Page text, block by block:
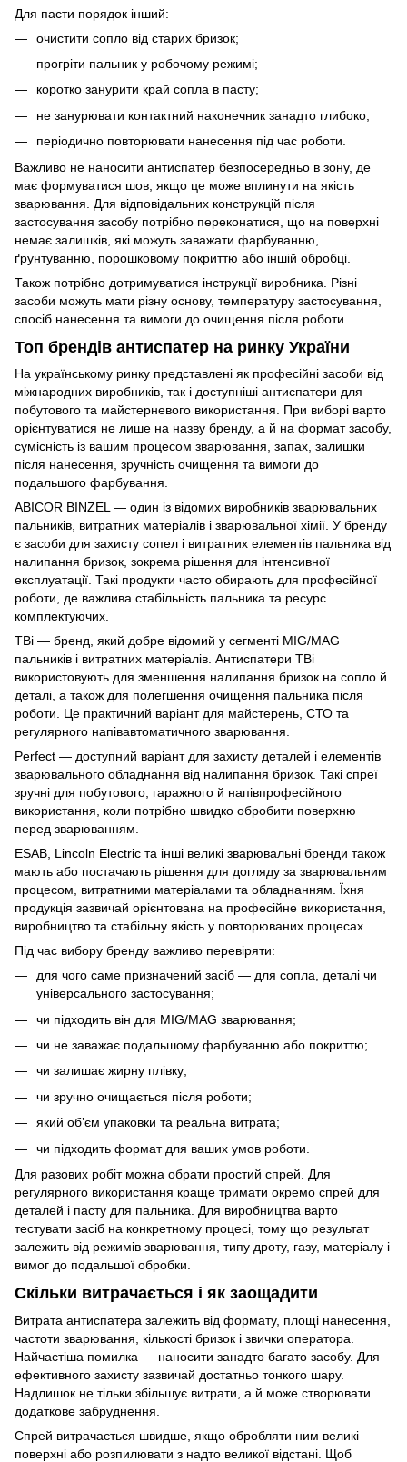
Для пасти порядок інший:
очистити сопло від старих бризок;
прогріти пальник у робочому режимі;
коротко занурити край сопла в пасту;
не занурювати контактний наконечник занадто глибоко;
періодично повторювати нанесення під час роботи.
Важливо не наносити антиспатер безпосередньо в зону, де
має формуватися шов, якщо це може вплинути на якість
зварювання. Для відповідальних конструкцій після
застосування засобу потрібно переконатися, що на поверхні
немає залишків, які можуть заважати фарбуванню,
ґрунтуванню, порошковому покриттю або іншій обробці.
Також потрібно дотримуватися інструкції виробника. Різні
засоби можуть мати різну основу, температуру застосування,
спосіб нанесення та вимоги до очищення після роботи.
Топ брендів антиспатер на ринку України
На українському ринку представлені як професійні засоби від
міжнародних виробників, так і доступніші антиспатери для
побутового та майстерневого використання. При виборі варто
орієнтуватися не лише на назву бренду, а й на формат засобу,
сумісність із вашим процесом зварювання, запах, залишки
після нанесення, зручність очищення та вимоги до
подальшого фарбування.
ABICOR BINZEL — один із відомих виробників зварювальних
пальників, витратних матеріалів і зварювальної хімії. У бренду
є засоби для захисту сопел і витратних елементів пальника від
налипання бризок, зокрема рішення для інтенсивної
експлуатації. Такі продукти часто обирають для професійної
роботи, де важлива стабільність пальника та ресурс
комплектуючих.
TBi — бренд, який добре відомий у сегменті MIG/MAG
пальників і витратних матеріалів. Антиспатери TBi
використовують для зменшення налипання бризок на сопло й
деталі, а також для полегшення очищення пальника після
роботи. Це практичний варіант для майстерень, СТО та
регулярного напівавтоматичного зварювання.
Perfect — доступний варіант для захисту деталей і елементів
зварювального обладнання від налипання бризок. Такі спреї
зручні для побутового, гаражного й напівпрофесійного
використання, коли потрібно швидко обробити поверхню
перед зварюванням.
ESAB, Lincoln Electric та інші великі зварювальні бренди також
мають або постачають рішення для догляду за зварювальним
процесом, витратними матеріалами та обладнанням. Їхня
продукція зазвичай орієнтована на професійне використання,
виробництво та стабільну якість у повторюваних процесах.
Під час вибору бренду важливо перевіряти:
для чого саме призначений засіб — для сопла, деталі чи
універсального застосування;
чи підходить він для MIG/MAG зварювання;
чи не заважає подальшому фарбуванню або покриттю;
чи залишає жирну плівку;
чи зручно очищається після роботи;
який об’єм упаковки та реальна витрата;
чи підходить формат для ваших умов роботи.
Для разових робіт можна обрати простий спрей. Для
регулярного використання краще тримати окремо спрей для
деталей і пасту для пальника. Для виробництва варто
тестувати засіб на конкретному процесі, тому що результат
залежить від режимів зварювання, типу дроту, газу, матеріалу і
вимог до подальшої обробки.
Скільки витрачається і як заощадити
Витрата антиспатера залежить від формату, площі нанесення,
частоти зварювання, кількості бризок і звички оператора.
Найчастіша помилка — наносити занадто багато засобу. Для
ефективного захисту зазвичай достатньо тонкого шару.
Надлишок не тільки збільшує витрати, а й може створювати
додаткове забруднення.
Спрей витрачається швидше, якщо обробляти ним великі
поверхні або розпилювати з надто великої відстані. Щоб